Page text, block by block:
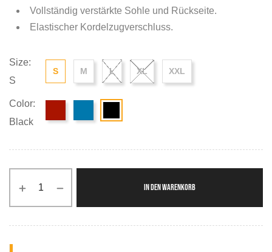
Vollständig verstärkte Sohle und Rückseite.
Elastischer Kordelzugverschluss.
Size:
S
S M L XL XXL
Color:
Black
IN DEN WARENKORB